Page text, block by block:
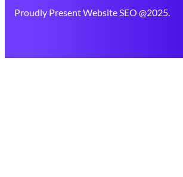
Proudly Present Website SEO @2025.